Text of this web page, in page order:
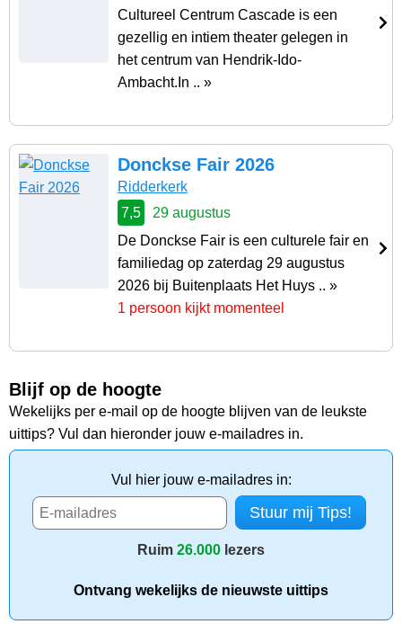
Cultureel Centrum Cascade is een
gezellig en intiem theater gelegen in
het centrum van Hendrik-Ido-
Ambacht.In .. »
Donckse Fair 2026
Ridderkerk
7,5
29 augustus
De Donckse Fair is een culturele fair en
familiedag op zaterdag 29 augustus
2026 bij Buitenplaats Het Huys .. »
1 persoon kijkt momenteel
Blijf op de hoogte
Wekelijks per e-mail op de hoogte blijven van de leukste
uittips? Vul dan hieronder jouw e-mailadres in.
Vul hier jouw e-mailadres in:
Ruim 26.000 lezers
Ontvang wekelijks de nieuwste uittips